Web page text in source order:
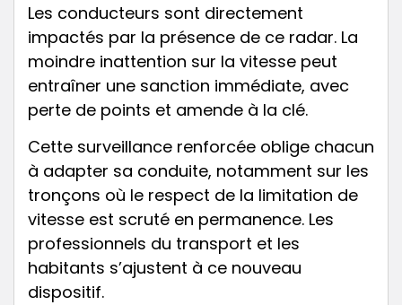
Les conducteurs sont directement
impactés par la présence de ce radar. La
moindre inattention sur la vitesse peut
entraîner une sanction immédiate, avec
perte de points et amende à la clé.
Cette surveillance renforcée oblige chacun
à adapter sa conduite, notamment sur les
tronçons où le respect de la limitation de
vitesse est scruté en permanence. Les
professionnels du transport et les
habitants s’ajustent à ce nouveau
dispositif.